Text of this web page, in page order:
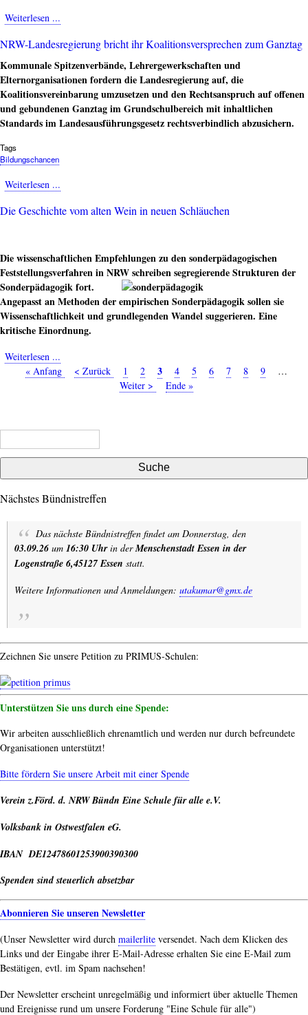
Weiterlesen ...
Politisches
Schweigen
zu
falschen
sonderpädagogischen
Diagnosen
NRW-Landesregierung bricht ihr Koalitionsversprechen zum Ganztag
Kommunale Spitzenverbände, Lehrergewerkschaften und
Elternorganisationen fordern die Landesregierung auf, die
Koalitionsvereinbarung umzusetzen und den Rechtsanspruch auf offenen
und gebundenen Ganztag im Grundschulbereich mit inhaltlichen
Standards im Landesausführungsgesetz rechtsverbindlich abzusichern.
Tags
Bildungschancen
Weiterlesen ...
Landesregierung
Koalitionsversprechen
zum
Ganztag
Die Geschichte vom alten Wein in neuen Schläuchen
Die wissenschaftlichen Empfehlungen zu den sonderpädagogischen
Feststellungsverfahren in NRWschreiben segregierende Strukturen der
Sonderpädagogik fort.
Angepasst an Methoden der empirischen Sonderpädagogik sollen sie
Wissenschaftlichkeit und grundlegenden Wandel suggerieren. Eine
kritische Einordnung.
Weiterlesen ...
Die
Wein
neuen
Seitennummerierung
Erste
« Anfang
Vorherige
< Zurück Seite
1 Seite
2 Seite
3 Seite
4 Seite
5 Seite
6 Seite
7 Seite
8 Seite
9 …
Weiter >
Letzte
Ende »
Suche
Nächstes Bündnistreffen
Das nächste Bündnistreffen findet am Donnerstag, den
03.09.26 um 16:30 Uhrin derMenschenstadt Essen in der
Logenstraße 6,45127 Essen statt.
Weitere Informationen und Anmeldungen: utakumar@gmx.de
Zeichnen Sie unsere Petition zu PRIMUS-Schulen:
Unterstützen Sie uns durch eine Spende:
Wir arbeiten ausschließlich ehrenamtlich und werden nur durch befreundete
Organisationen unterstützt!
Bitte fördern Sie unsere Arbeit mit einer Spende
Verein z.Förd. d. NRW Bündn Eine Schule für alle e.V.
Volksbank in Ostwestfalen eG.
IBAN DE12478601253900390300
Spenden sind steuerlich absetzbar
Abonnieren Sie unseren Newsletter
(Unser Newsletter wird durch mailerlite versendet. Nach dem Klicken des
Links und der Eingabe ihrer E-Mail-Adresse erhalten Sie eine E-Mail zum
Bestätigen, evtl. im Spam nachsehen!
Der Newsletter erscheint unregelmäßig und informiert über aktuelle Themen
und Ereignisse rund um unsere Forderung "Eine Schule für alle")